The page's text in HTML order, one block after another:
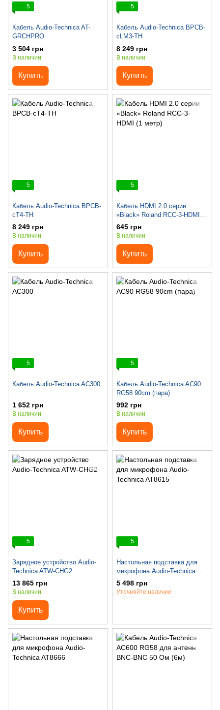
5
Кабель Audio-Technica AT-
GRCHPRO
3 504 грн
В наличии
Купить
5
Кабель Audio-Technica BPCB-
cLM3-TH
8 249 грн
В наличии
Купить
5
Кабель Audio-Technica BPCB-
cT4-TH
8 249 грн
В наличии
Купить
5
Кабель HDMI 2.0 серии
«Black» Roland RCC-3-HDMI (1
метр)
645 грн
В наличии
Купить
5
Кабель Audio-Technica AC300
1 652 грн
В наличии
Купить
5
Кабель Audio-Technica AC90
RG58 90cm (пара)
992 грн
В наличии
Купить
5
Зарядное устройство Audio-
Technica ATW-CHG2
13 865 грн
В наличии
Купить
5
Настольная подставка для
микрофона Audio-Technica
AT8615
5 498 грн
Уточняйте наличие